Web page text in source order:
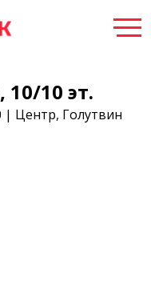
10/10 эт.
| Центр, Голутвин